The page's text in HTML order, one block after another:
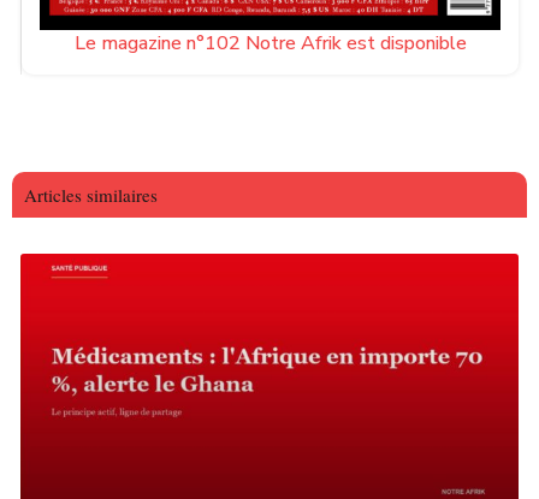
Le magazine n°102 Notre Afrik est disponible
Articles similaires